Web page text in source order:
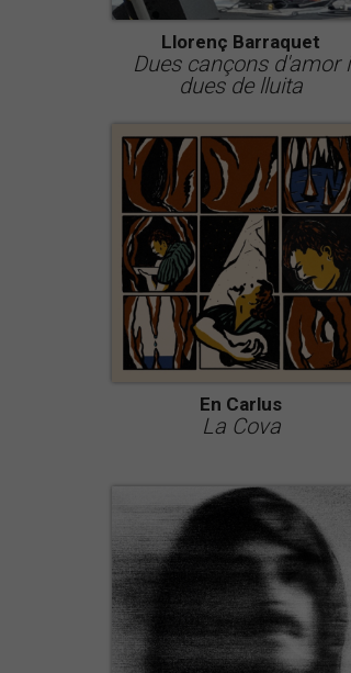
Llorenç Barraquet
Dues cançons d'amor i
dues de lluita
En Carlus
La Cova